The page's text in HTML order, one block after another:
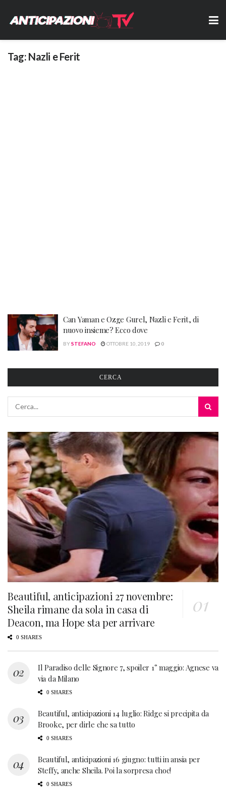
Tag: Nazli e Ferit
Can Yaman e Ozge Gurel, Nazli e Ferit, di
nuovo insieme? Ecco dove
BYSTEFANO OTTOBRE 10, 2019 0
CERCA
Beautiful, anticipazioni 27 novembre:
Sheila rimane da sola in casa di
Deacon, ma Hope sta per arrivare
0 SHARES
Il Paradiso delle Signore 7, spoiler 1° maggio: Agnese va
via da Milano
0 SHARES
Beautiful, anticipazioni 14 luglio: Ridge si precipita da
Brooke, per dirle che sa tutto
0 SHARES
Beautiful, anticipazioni 16 giugno: tutti in ansia per
Steffy, anche Sheila. Poi la sorpresa choc!
0 SHARES